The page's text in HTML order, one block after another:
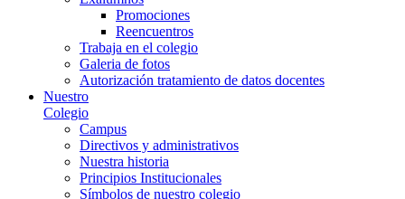
Promociones
Reencuentros
Trabaja en el colegio
Galeria de fotos
Autorización tratamiento de datos docentes
Nuestro
Colegio
Campus
Directivos y administrativos
Nuestra historia
Principios Institucionales
Símbolos de nuestro colegio